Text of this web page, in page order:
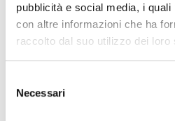
pubblicità e social media, i
con altre informazioni che ha
raccolto dal suo utilizzo dei loro
delNecessari
Dotazione finanziaria
Nel caso in cui la selezione
Fondazione stanzierà ad ogni
3.000 Euro
per le domande
In ogni caso, il contributo